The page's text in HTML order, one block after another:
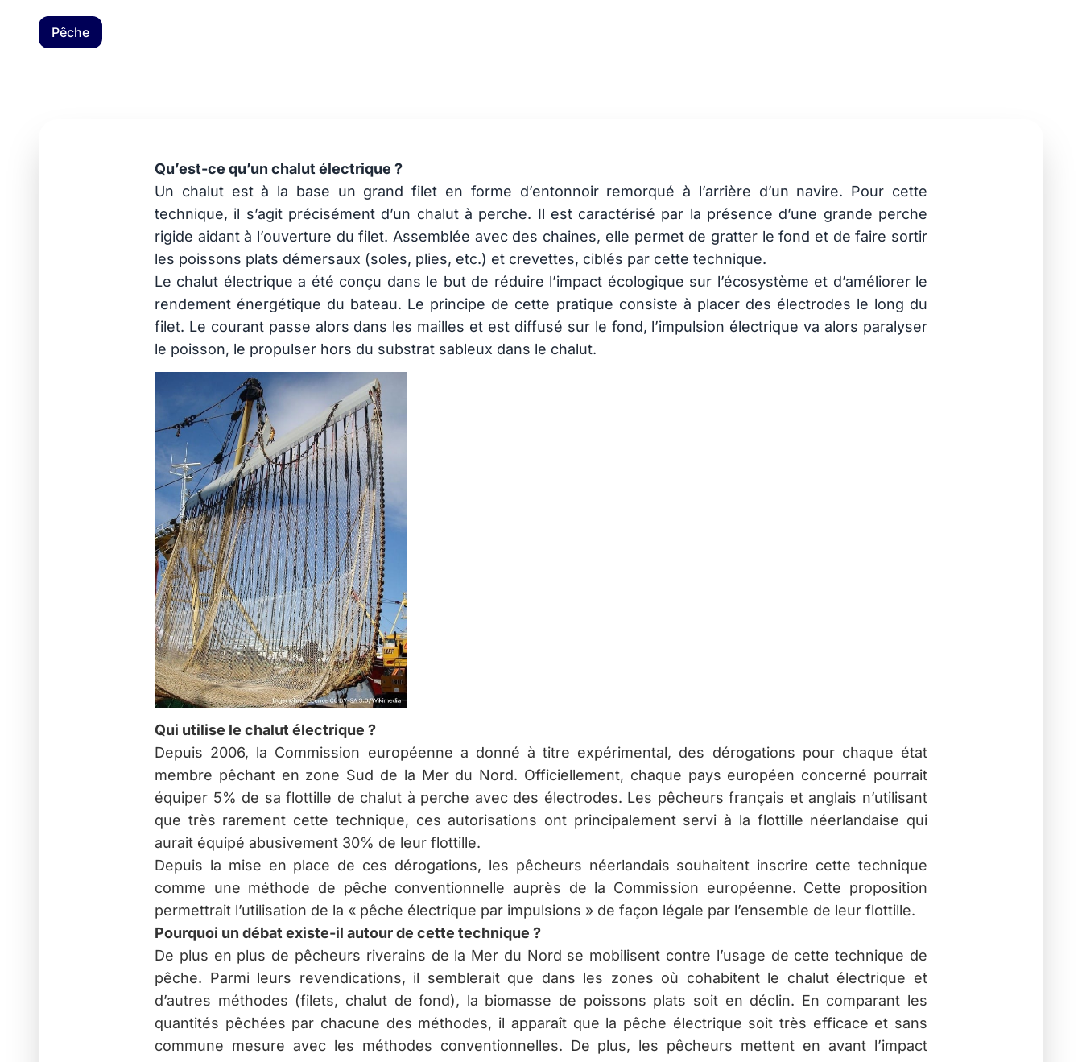
Pêche
Qu’est-ce qu’un chalut électrique ?
Un chalut est à la base un grand filet en forme d’entonnoir remorqué à l’arrière d’un navire. Pour cette
technique, il s’agit précisément d’un chalut à perche. Il est caractérisé par la présence d’une grande perche
rigide aidant à l’ouverture du filet. Assemblée avec des chaines, elle permet de gratter le fond et de faire sortir
les poissons plats démersaux (soles, plies, etc.) et crevettes, ciblés par cette technique.
Le chalut électrique a été conçu dans le but de réduire l’impact écologique sur l’écosystème et d’améliorer le
rendement énergétique du bateau. Le principe de cette pratique consiste à placer des électrodes le long du
filet. Le courant passe alors dans les mailles et est diffusé sur le fond, l’impulsion électrique va alors paralyser
le poisson, le propulser hors du substrat sableux dans le chalut.
Qui utilise le chalut électrique ?
Depuis 2006, la Commission européenne a donné à titre expérimental, des dérogations pour chaque état
membre pêchant en zone Sud de la Mer du Nord. Officiellement, chaque pays européen concerné pourrait
équiper 5% de sa flottille de chalut à perche avec des électrodes. Les pêcheurs français et anglais n’utilisant
que très rarement cette technique, ces autorisations ont principalement servi à la flottille néerlandaise qui
aurait équipé abusivement 30% de leur flottille.
Depuis la mise en place de ces dérogations, les pêcheurs néerlandais souhaitent inscrire cette technique
comme une méthode de pêche conventionnelle auprès de la Commission européenne. Cette proposition
permettrait l’utilisation de la « pêche électrique par impulsions » de façon légale par l’ensemble de leur flottille.
Pourquoi un débat existe-il autour de cette technique ?
De plus en plus de pêcheurs riverains de la Mer du Nord se mobilisent contre l’usage de cette technique de
pêche. Parmi leurs revendications, il semblerait que dans les zones où cohabitent le chalut électrique et
d’autres méthodes (filets, chalut de fond), la biomasse de poissons plats soit en déclin. En comparant les
quantités pêchées par chacune des méthodes, il apparaît que la pêche électrique soit très efficace et sans
commune mesure avec les méthodes conventionnelles. De plus, les pêcheurs mettent en avant l’impact